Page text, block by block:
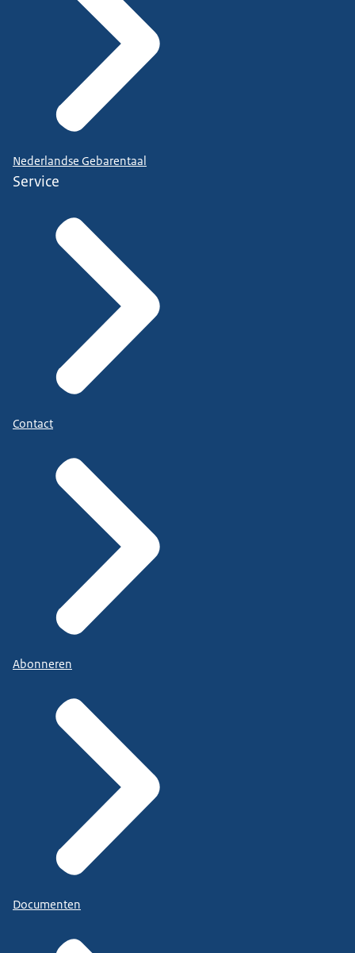
Nederlandse Gebarentaal
Service
Contact
Abonneren
Documenten